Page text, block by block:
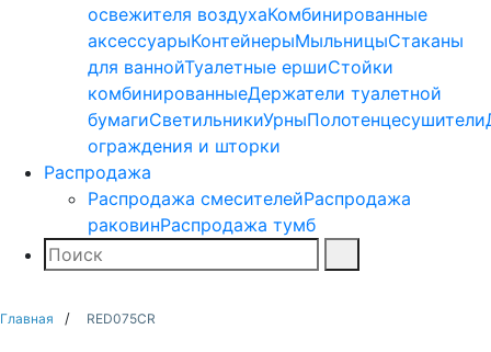
освежителя воздухаКомбинированные
аксессуарыКонтейнерыМыльницыСтаканы
для ваннойТуалетные ершиСтойки
комбинированныеДержатели туалетной
бумагиСветильникиУрныПолотенцесушители
ограждения и шторки
Распродажа
Распродажа смесителейРаспродажа
раковинРаспродажа тумб
Поиск
Главная RED075CR